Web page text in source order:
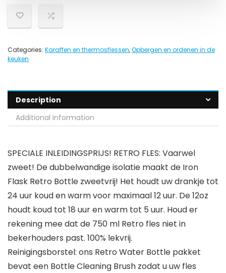
Categories: Karaffen en thermosflessen,Opbergen en ordenen in de
keuken
Description
Additional information
SPECIALE INLEIDINGSPRIJS! RETRO FLES: Vaarwel
zweet! De dubbelwandige isolatie maakt de Iron
Flask Retro Bottle zweetvrij! Het houdt uw drankje tot
24 uur koud en warm voor maximaal 12 uur. De 12oz
houdt koud tot 18 uur en warm tot 5 uur. Houd er
rekening mee dat de 750 ml Retro fles niet in
bekerhouders past. 100% lekvrij.
Reinigingsborstel: ons Retro Water Bottle pakket
bevat een Bottle Cleaning Brush zodat u uw fles